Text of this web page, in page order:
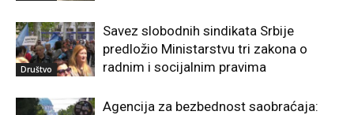
Društvo
Savez slobodnih sindikata Srbije
predložio Ministarstvu tri zakona o
radnim i socijalnim pravima
Agencija za bezbednost saobraćaja: